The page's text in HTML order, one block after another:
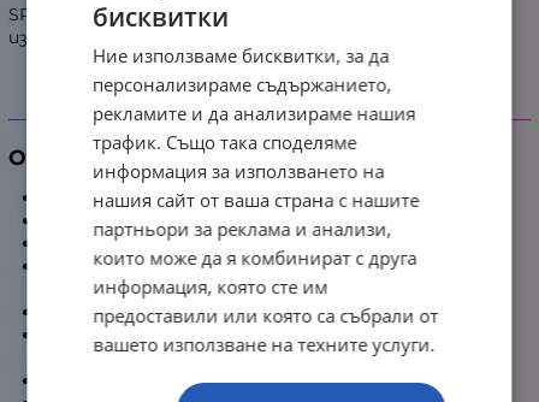
SPCC шаси с 4 мм темперирано стъкло за перфектен
изглед към хардуера.
Детайлни характеристики
Общи характеристики
Марка:ADATA XPG
Mid Tower
Материали:SPCC стомана, 4 мм темперирано
стъкло
Цвят:Черен
Преден панел:
Перфориран метал (SPCC) за
въздушен поток
Страничен панел:Темперирано стъкло
бисквитки
Ние използваме бисквитки, за да
персонализираме съдържанието,
рекламите и да анализираме нашия
трафик. Също така споделяме
информация за използването на
нашия сайт от ваша страна с нашите
партньори за реклама и анализи,
които може да я комбинират с друга
информация, която сте им
предоставили или която са събрали от
вашето използване на техните услуги.